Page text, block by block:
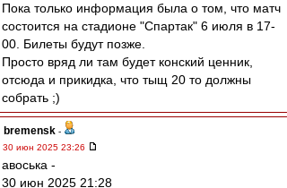
Пока только информация была о том, что матч
состоится на стадионе "Спартак" 6 июля в 17-
00. Билеты будут позже.
Просто вряд ли там будет конский ценник,
отсюда и прикидка, что тыщ 20 то должны
собрать ;)
bremensk -
30 июн 2025 23:26
авоська -
30 июн 2025 21:28